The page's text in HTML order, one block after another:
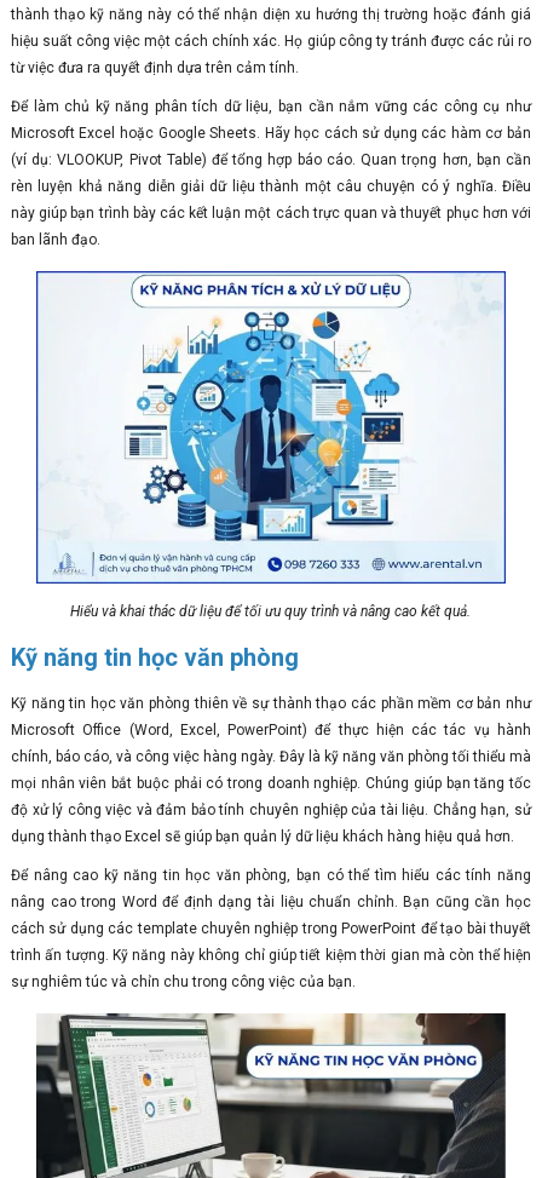
thành thạo kỹ năng này có thể nhận diện xu hướng thị trường hoặc đánh giá
hiệu suất công việc một cách chính xác. Họ giúp công ty tránh được các rủi ro
từ việc đưa ra quyết định dựa trên cảm tính.
Để làm chủ kỹ năng phân tích dữ liệu, bạn cần nắm vững các công cụ như
Microsoft Excel hoặc Google Sheets. Hãy học cách sử dụng các hàm cơ bản
(ví dụ: VLOOKUP, Pivot Table) để tổng hợp báo cáo. Quan trọng hơn, bạn cần
rèn luyện khả năng diễn giải dữ liệu thành một câu chuyện có ý nghĩa. Điều
này giúp bạn trình bày các kết luận một cách trực quan và thuyết phục hơn với
ban lãnh đạo.
Hiểu và khai thác dữ liệu để tối ưu quy trình và nâng cao kết quả.
Kỹ năng tin học văn phòng
Kỹ năng tin học văn phòng thiên về sự thành thạo các phần mềm cơ bản như
Microsoft Office (Word, Excel, PowerPoint) để thực hiện các tác vụ hành
chính, báo cáo, và công việc hàng ngày. Đây là kỹ năng văn phòng tối thiểu mà
mọi nhân viên bắt buộc phải có trong doanh nghiệp. Chúng giúp bạn tăng tốc
độ xử lý công việc và đảm bảo tính chuyên nghiệp của tài liệu. Chẳng hạn, sử
dụng thành thạo Excel sẽ giúp bạn quản lý dữ liệu khách hàng hiệu quả hơn.
Để nâng cao kỹ năng tin học văn phòng, bạn có thể tìm hiểu các tính năng
nâng cao trong Word để định dạng tài liệu chuẩn chỉnh. Bạn cũng cần học
cách sử dụng các template chuyên nghiệp trong PowerPoint để tạo bài thuyết
trình ấn tượng. Kỹ năng này không chỉ giúp tiết kiệm thời gian mà còn thể hiện
sự nghiêm túc và chỉn chu trong công việc của bạn.